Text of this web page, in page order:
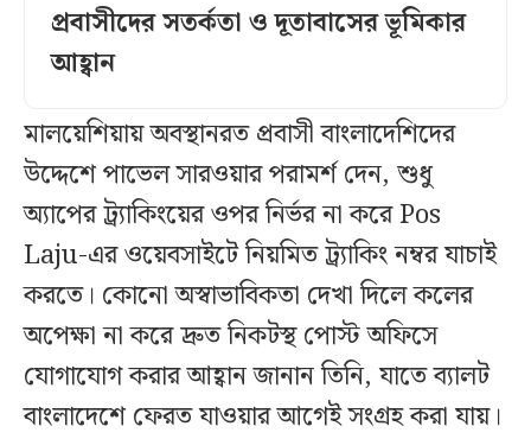
প্রবাসীদের সতর্কতা ও দূতাবাসের ভূমিকার
আহ্বান
মালয়েশিয়ায় অবস্থানরত প্রবাসী বাংলাদেশিদের
উদ্দেশে পাভেল সারওয়ার পরামর্শ দেন, শুধু
অ্যাপের ট্র্যাকিংয়ের ওপর নির্ভর না করে Pos
Laju-এর ওয়েবসাইটে নিয়মিত ট্র্যাকিং নম্বর যাচাই
করতে। কোনো অস্বাভাবিকতা দেখা দিলে কলের
অপেক্ষা না করে দ্রুত নিকটস্থ পোস্ট অফিসে
যোগাযোগ করার আহ্বান জানান তিনি, যাতে ব্যালট
বাংলাদেশে ফেরত যাওয়ার আগেই সংগ্রহ করা যায়।